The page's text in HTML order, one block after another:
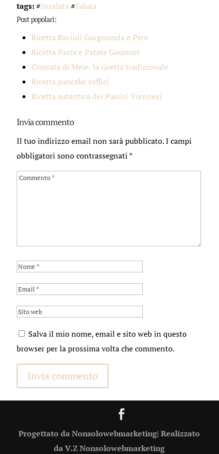
tags:#Insalata#Salata
Post popolari:
Ricetta Ravioli Gorgonzola e Pere
Ricetta Pasta e Patate Gourmet
Crostata di Mele: la ricetta tradizionale
Ricetta pancake soffici
Ricetta autentica dei Panini Viennesi
Invia commento
Il tuo indirizzo email non sarà pubblicato. I campi
obbligatori sono contrassegnati *
Salva il mio nome, email e sito web in questo
browser per la prossima volta che commento.
Progettato da Nonsolowebmarketing| Realizzato
da V.Z Nonsolowebmarketing